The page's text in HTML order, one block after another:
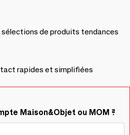
de produits tendances
rapides et simplifiées
Maison&Objet ou MOM ?